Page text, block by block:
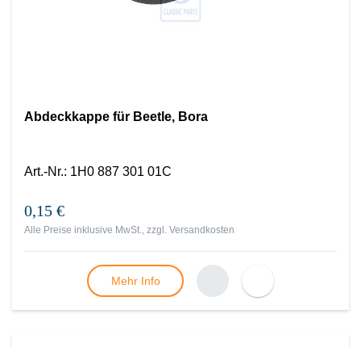
Abdeckkappe für Beetle, Bora
Art.-Nr.: 1H0 887 301 01C
0,15 €
Alle Preise inklusive MwSt., zzgl. Versandkosten
Mehr Info